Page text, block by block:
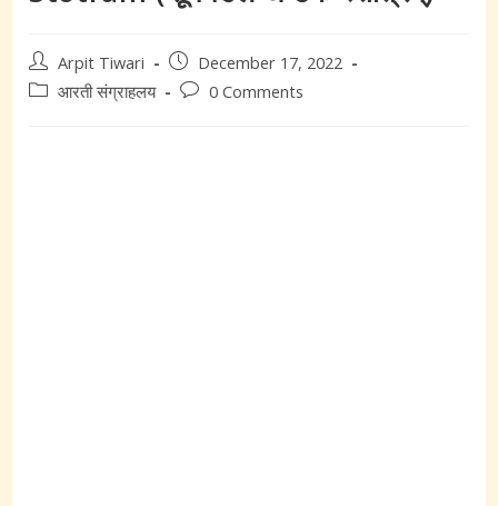
Post
author:
Arpit Tiwari
Post
published:
December 17, 2022
Postआरती संग्राहलय
Post0 Comments